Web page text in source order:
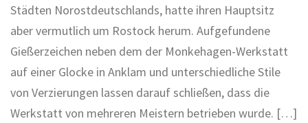
Städten Norostdeutschlands, hatte ihren Hauptsitz
aber vermutlich um Rostock herum. Aufgefundene
Gießerzeichen neben dem der Monkehagen-Werkstatt
auf einer Glocke in Anklam und unterschiedliche Stile
von Verzierungen lassen darauf schließen, dass die
Werkstatt von mehreren Meistern betrieben wurde. […]